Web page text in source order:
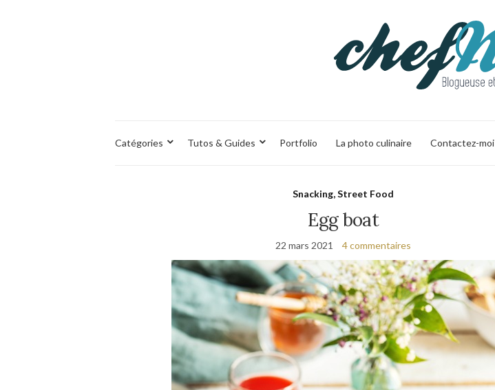
Catégories Tutos & Guides Portfolio La photo culinaire Contactez-moi
Snacking, Street Food
Egg boat
22 mars 2021 4 commentaires